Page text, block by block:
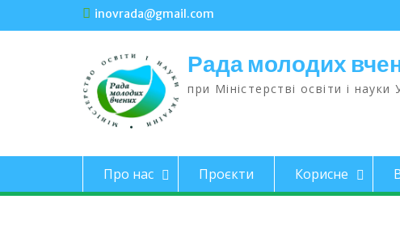
inovrada@gmail.com
Рада молодих
при Міністерстві освіти і науки
Про нас Проєкти Корисне